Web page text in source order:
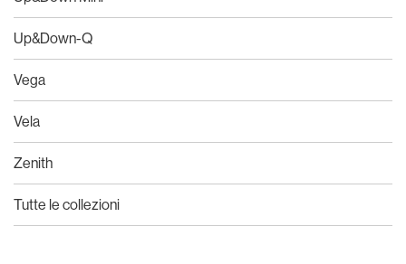
Up&Down-Q
Vega
Vela
Zenith
Tutte le collezioni